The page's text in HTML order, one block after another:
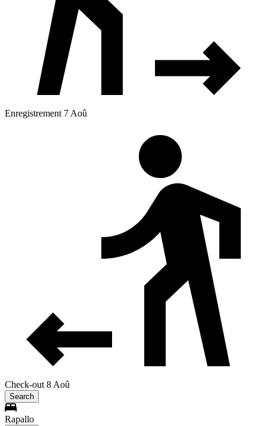
Enregistrement 7 Aoû
Check-out 8 Aoû
Search
Rapallo